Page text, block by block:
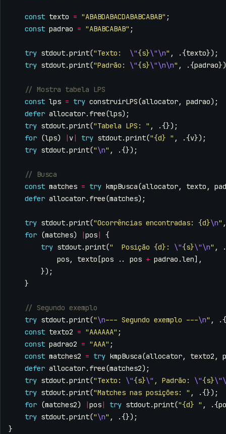
const texto = "ABABDABACDABABCABAB" ;
const padrao = "ABABCABAB" ;
try stdout.print("Texto: \"{s}\"\n" , .{texto});
try stdout.print("Padrão: \"{s}\"\n\n" , .{padrao
const lps = try construirLPS(allocator, padrao);
defer allocator. free(lps);
try stdout.print("Tabela LPS: " ,
.{});
for (lps) | v| try stdout.print("{d} " , .{v});
try stdout.print("\n" , .{});
const matches = try kmpBusca(allocator, texto ,
defer allocator. free(matches);
try stdout.print("Ocorrências encontradas: {d}\n" ,
for (matches) |pos|
{
try stdout.print("  Posição {d}: \"{s}\"\n" ,
pos, texto [pos .. pos + padrao .len],
});
}
try stdout.print("\n--- Segundo exemplo ---\n" ,
const texto2 = "AAAAAA" ;
const padrao2 = "AAA" ;
const matches2 = try kmpBusca(allocator, texto2 ,
defer allocator. free(matches2);
try stdout.print("Texto: \"{s}\" , Padrão: \"{s}
try stdout.print("Matches nas posições: " ,
.{});
for (matches2) |pos| try stdout.print("{d} " , .{
try stdout.print("\n" ,
.{});
}